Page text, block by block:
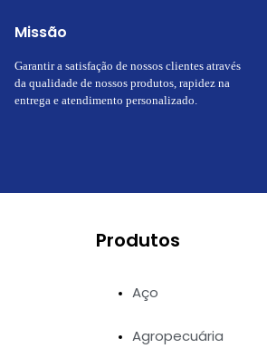
Missão
Garantir a satisfação de nossos clientes através
da qualidade de nossos produtos, rapidez na
entrega e atendimento personalizado.
Produtos
Aço
Agropecuária